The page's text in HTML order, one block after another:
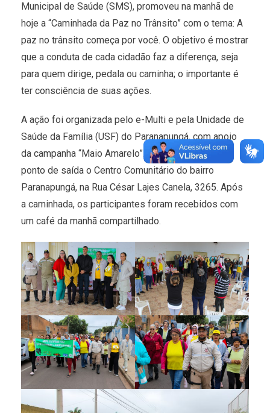
Municipal de Saúde (SMS), promoveu na manhã de
hoje a “Caminhada da Paz no Trânsito” com o tema: A
paz no trânsito começa por você. O objetivo é mostrar
que a conduta de cada cidadão faz a diferença, seja
para quem dirige, pedala ou caminha; o importante é
ter consciência de suas ações.
A ação foi organizada pelo e-Multi e pela Unidade de
Saúde da Família (USF) do Paranapungá, com apoio
da campanha “Maio Amarelo”. O evento teve como
ponto de saída o Centro Comunitário do bairro
Paranapungá, na Rua César Lajes Canela, 3265. Após
a caminhada, os participantes foram recebidos com
um café da manhã compartilhado.